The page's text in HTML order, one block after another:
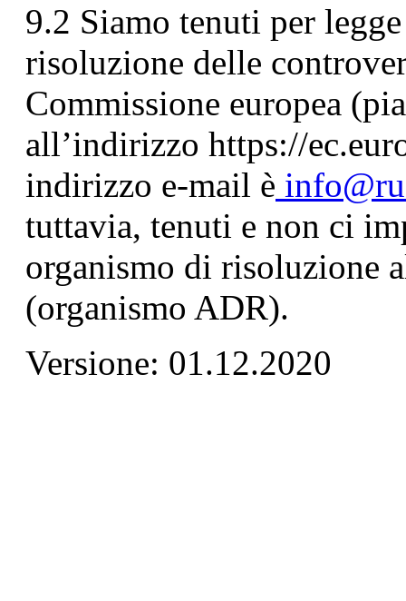
9.2 Siamo tenuti per
risoluzione delle
Commissione europea
all’indirizzo https://
indirizzo e-mail è
tuttavia, tenuti e non ci
organismo di risoluzione
(organismo ADR).
Versione: 01.12.2020